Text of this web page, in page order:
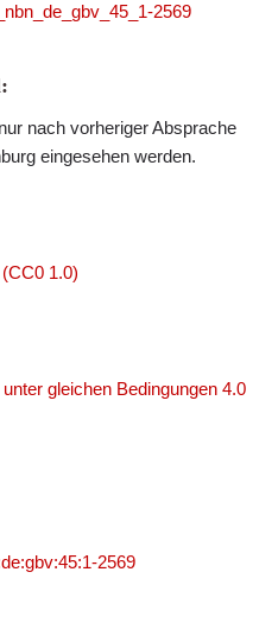
2569
nach vorheriger Absprache
eingesehen werden.
1.0)
gleichen Bedingungen 4.0
2569